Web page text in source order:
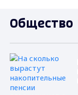
Общество